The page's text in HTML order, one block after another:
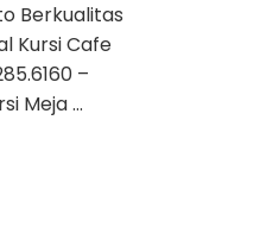
Berkualitas
Kursi Cafe
–
Meja …